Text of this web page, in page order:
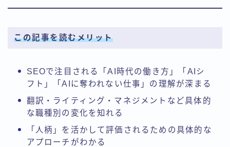
この記事を読むメリット
SEOで注目される「AI時代の働き方」「AIシ
フト」「AIに奪われない仕事」の理解が深まる
翻訳・ライティング・マネジメントなど具体的
な職種別の変化を知れる
「人柄」を活かして評価されるための具体的な
アプローチがわかる